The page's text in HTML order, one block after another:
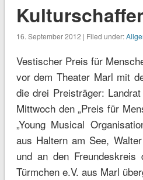
16. September 2012 | Filed under:
Vestischer Preis für
vor dem Theater Marl mit
die drei Preisträger:
Mittwoch den „Preis für
„Young Musical
aus Haltern am See,
und an den Freundeskreis
Türmchen e.V. aus Marl